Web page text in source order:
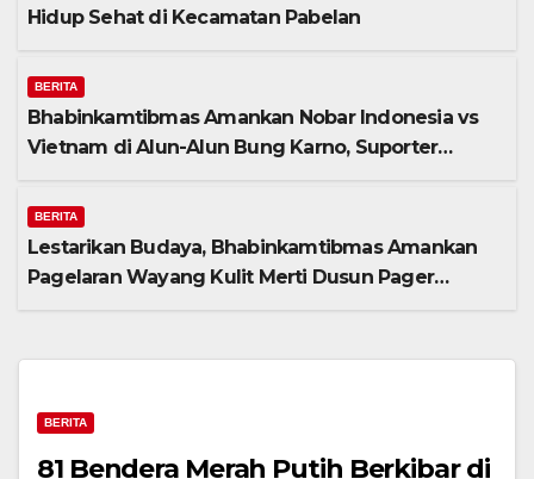
Hidup Sehat di Kecamatan Pabelan
BERITA
Bhabinkamtibmas Amankan Nobar Indonesia vs
Vietnam di Alun-Alun Bung Karno, Suporter
BERITA
Lestarikan Budaya, Bhabinkamtibmas Amankan
Pagelaran Wayang Kulit Merti Dusun Pager
BERITA
81 Bendera Merah Putih Berkibar di